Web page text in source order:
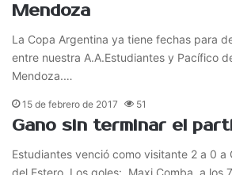
Mendoza
La Copa Argentina ya tiene fechas para
entre nuestra A.A.Estudiantes y Pacífico
Mendoza.…
15 de febrero de 2017 51
Gano sin terminar el
Estudiantes venció como visitante 2 a 0 a